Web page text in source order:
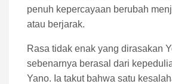
penuh kepercayaan berubah
atau berjarak.
Rasa tidak enak yang dirasakan
sebenarnya berasal dari
Yano. Ia takut bahwa satu